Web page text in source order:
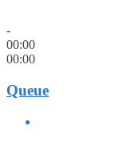
-
00:00
00:00
Queue